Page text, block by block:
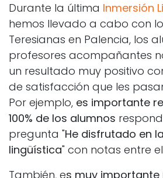
Durante la última Inmersión
hemos llevado a cabo con
Teresianas en Palencia, los
profesores acompañantes
un resultado muy positivo
de satisfacción que les
Por ejemplo, es importante
100% de los alumnos
pregunta "He disfrutado en
lingüística" con notas entre el
También, es muy